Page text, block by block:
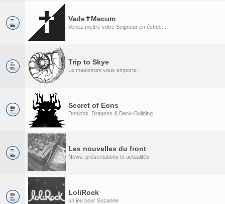
Vade✝Mecum
Venez mettre votre Seigneur en échec...
Trip to Skye
Le maelstrom vous emporte !
Secret of Eons
Donjons, Dragons & Deck-Building
Les nouvelles du front
News, présentations et actualités.
LoliRock
un jeu pour Suzanne